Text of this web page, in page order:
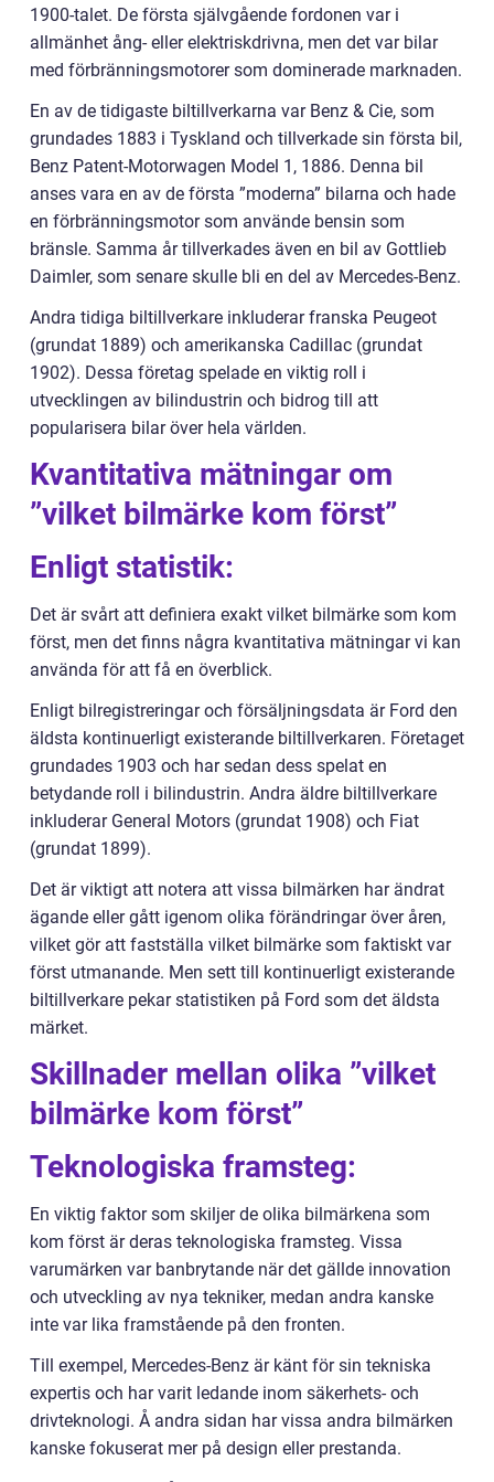
1900-talet. De första självgående fordonen var i
allmänhet ång- eller elektriskdrivna, men det var bilar
med förbränningsmotorer som dominerade marknaden.
En av de tidigaste biltillverkarna var Benz & Cie, som
grundades 1883 i Tyskland och tillverkade sin första bil,
Benz Patent-Motorwagen Model 1, 1886. Denna bil
anses vara en av de första ”moderna” bilarna och hade
en förbränningsmotor som använde bensin som
bränsle. Samma år tillverkades även en bil av Gottlieb
Daimler, som senare skulle bli en del av Mercedes-Benz.
Andra tidiga biltillverkare inkluderar franska Peugeot
(grundat 1889) och amerikanska Cadillac (grundat
1902). Dessa företag spelade en viktig roll i
utvecklingen av bilindustrin och bidrog till att
popularisera bilar över hela världen.
Kvantitativa mätningar om
”vilket bilmärke kom först”
Enligt statistik:
Det är svårt att definiera exakt vilket bilmärke som kom
först, men det finns några kvantitativa mätningar vi kan
använda för att få en överblick.
Enligt bilregistreringar och försäljningsdata är Ford den
äldsta kontinuerligt existerande biltillverkaren. Företaget
grundades 1903 och har sedan dess spelat en
betydande roll i bilindustrin. Andra äldre biltillverkare
inkluderar General Motors (grundat 1908) och Fiat
(grundat 1899).
Det är viktigt att notera att vissa bilmärken har ändrat
ägande eller gått igenom olika förändringar över åren,
vilket gör att fastställa vilket bilmärke som faktiskt var
först utmanande. Men sett till kontinuerligt existerande
biltillverkare pekar statistiken på Ford som det äldsta
märket.
Skillnader mellan olika ”vilket
bilmärke kom först”
Teknologiska framsteg:
En viktig faktor som skiljer de olika bilmärkena som
kom först är deras teknologiska framsteg. Vissa
varumärken var banbrytande när det gällde innovation
och utveckling av nya tekniker, medan andra kanske
inte var lika framstående på den fronten.
Till exempel, Mercedes-Benz är känt för sin tekniska
expertis och har varit ledande inom säkerhets- och
drivteknologi. Å andra sidan har vissa andra bilmärken
kanske fokuserat mer på design eller prestanda.